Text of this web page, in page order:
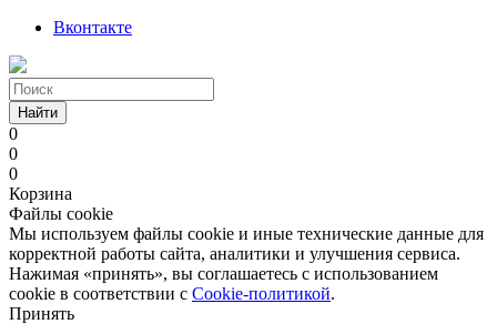
Вконтакте
Найти
0
0
0
Корзина
Файлы cookie
Мы используем файлы cookie и иные технические данные для
корректной работы сайта, аналитики и улучшения сервиса.
Нажимая «принять», вы соглашаетесь с использованием
cookie в соответствии с Cookie-политикой.
Принять